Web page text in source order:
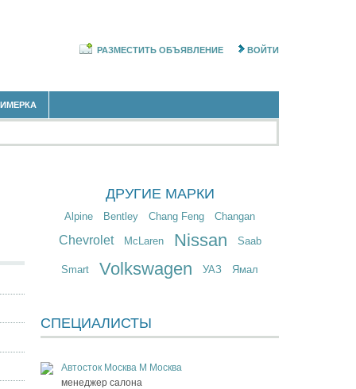
РАЗМЕСТИТЬ ОБЪЯВЛЕНИЕ ВОЙТИ
ДРУГИЕ МАРКИ
Alpine Bentley Chang Feng Changan
Chevrolet McLaren Nissan Saab
Smart Volkswagen УАЗ Ямал
СПЕЦИАЛИСТЫ
Автосток Москва М Москва
менеджер салона